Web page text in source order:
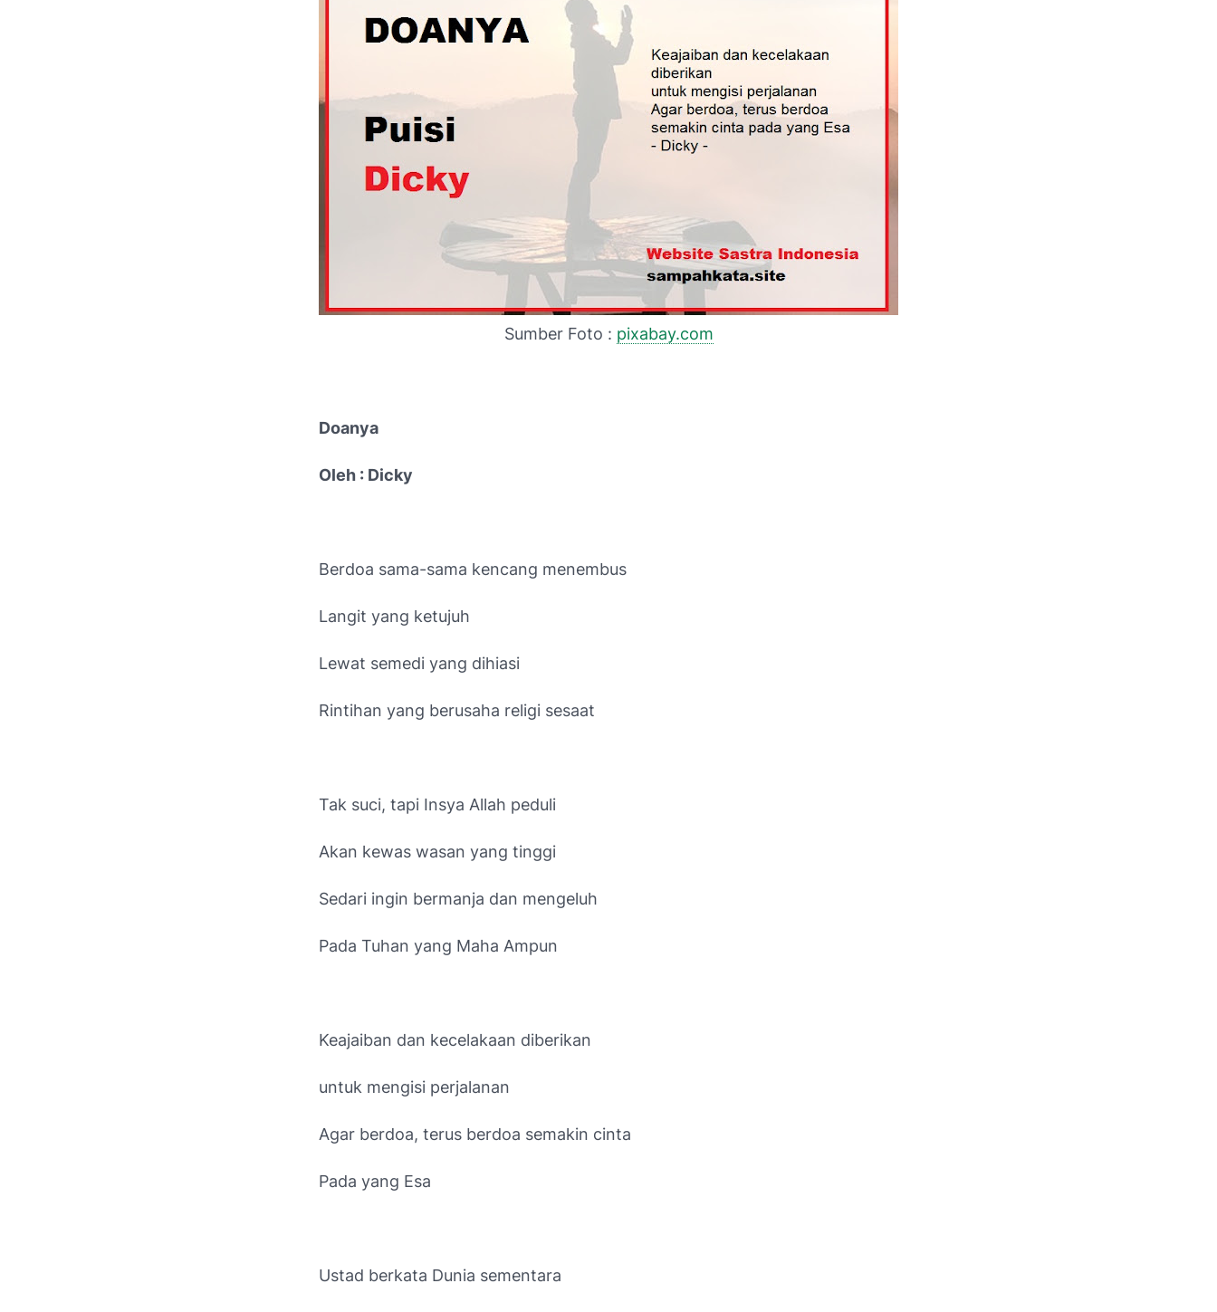
Sumber Foto : pixabay.com
Doanya
Oleh : Dicky
Berdoa sama-sama kencang menembus
Langit yang ketujuh
Lewat semedi yang dihiasi
Rintihan yang berusaha religi sesaat
Tak suci, tapi Insya Allah peduli
Akan kewas wasan yang tinggi
Sedari ingin bermanja dan mengeluh
Pada Tuhan yang Maha Ampun
Keajaiban dan kecelakaan diberikan
untuk mengisi perjalanan
Agar berdoa, terus berdoa semakin cinta
Pada yang Esa
Ustad berkata Dunia sementara